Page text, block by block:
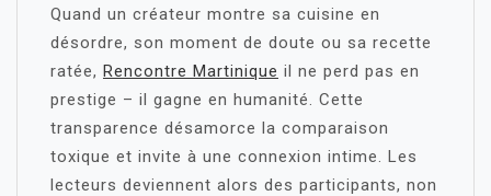
Quand un créateur montre sa cuisine en
désordre, son moment de doute ou sa recette
ratée, Rencontre Martinique il ne perd pas en
prestige – il gagne en humanité. Cette
transparence désamorce la comparaison
toxique et invite à une connexion intime. Les
lecteurs deviennent alors des participants, non